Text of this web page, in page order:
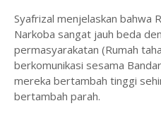
Syafrizal menjelaskan bahwa
Narkoba sangat jauh beda
permasyarakatan (Rumah
berkomunikasi sesama
mereka bertambah tinggi
bertambah parah.